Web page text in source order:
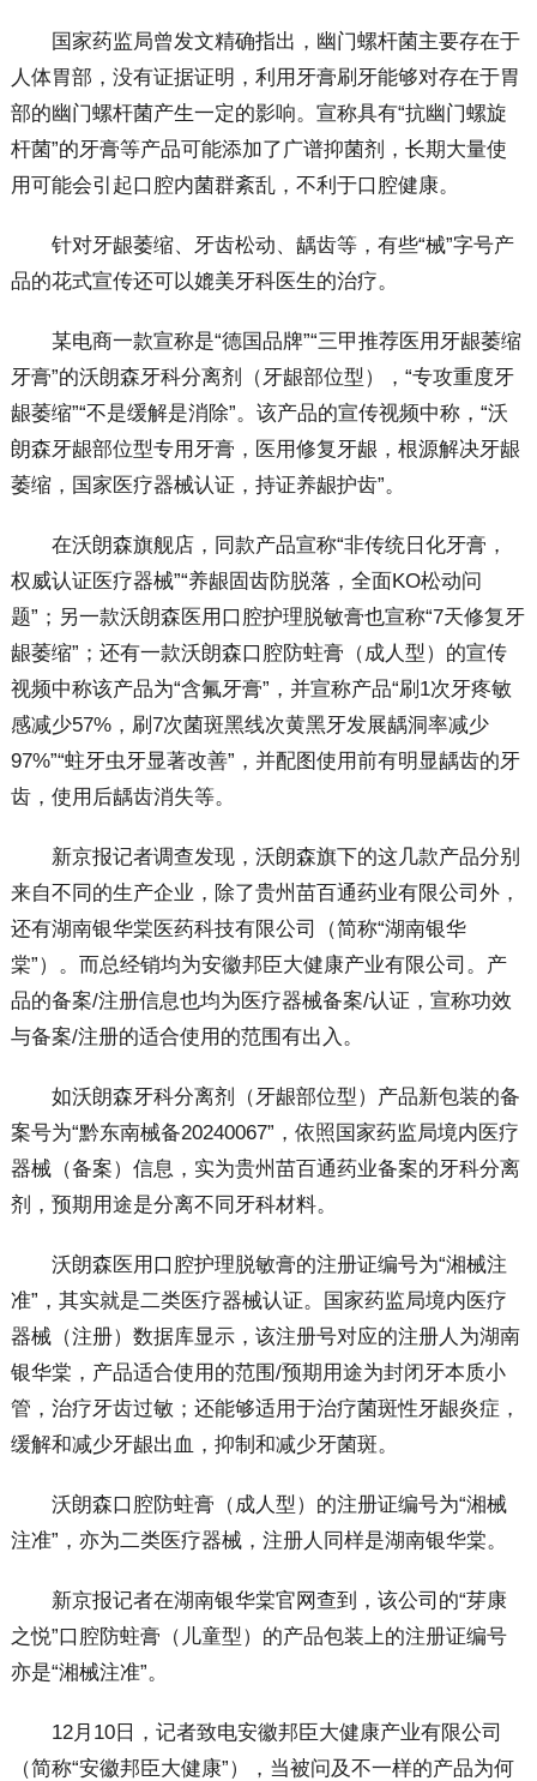
国家药监局曾发文精确指出，幽门螺杆菌主要存在于
人体胃部，没有证据证明，利用牙膏刷牙能够对存在于胃
部的幽门螺杆菌产生一定的影响。宣称具有“抗幽门螺旋
杆菌”的牙膏等产品可能添加了广谱抑菌剂，长期大量使
用可能会引起口腔内菌群紊乱，不利于口腔健康。
针对牙龈萎缩、牙齿松动、龋齿等，有些“械”字号产
品的花式宣传还可以媲美牙科医生的治疗。
某电商一款宣称是“德国品牌”“三甲推荐医用牙龈萎缩
牙膏”的沃朗森牙科分离剂（牙龈部位型），“专攻重度牙
龈萎缩”“不是缓解是消除”。该产品的宣传视频中称，“沃
朗森牙龈部位型专用牙膏，医用修复牙龈，根源解决牙龈
萎缩，国家医疗器械认证，持证养龈护齿”。
在沃朗森旗舰店，同款产品宣称“非传统日化牙膏，
权威认证医疗器械”“养龈固齿防脱落，全面KO松动问
题”；另一款沃朗森医用口腔护理脱敏膏也宣称“7天修复牙
龈萎缩”；还有一款沃朗森口腔防蛀膏（成人型）的宣传
视频中称该产品为“含氟牙膏”，并宣称产品“刷1次牙疼敏
感减少57%，刷7次菌斑黑线次黄黑牙发展龋洞率减少
97%”“蛀牙虫牙显著改善”，并配图使用前有明显龋齿的牙
齿，使用后龋齿消失等。
新京报记者调查发现，沃朗森旗下的这几款产品分别
来自不同的生产企业，除了贵州苗百通药业有限公司外，
还有湖南银华棠医药科技有限公司（简称“湖南银华
棠”）。而总经销均为安徽邦臣大健康产业有限公司。产
品的备案/注册信息也均为医疗器械备案/认证，宣称功效
与备案/注册的适合使用的范围有出入。
如沃朗森牙科分离剂（牙龈部位型）产品新包装的备
案号为“黔东南械备20240067”，依照国家药监局境内医疗
器械（备案）信息，实为贵州苗百通药业备案的牙科分离
剂，预期用途是分离不同牙科材料。
沃朗森医用口腔护理脱敏膏的注册证编号为“湘械注
准”，其实就是二类医疗器械认证。国家药监局境内医疗
器械（注册）数据库显示，该注册号对应的注册人为湖南
银华棠，产品适合使用的范围/预期用途为封闭牙本质小
管，治疗牙齿过敏；还能够适用于治疗菌斑性牙龈炎症，
缓解和减少牙龈出血，抑制和减少牙菌斑。
沃朗森口腔防蛀膏（成人型）的注册证编号为“湘械
注准”，亦为二类医疗器械，注册人同样是湖南银华棠。
新京报记者在湖南银华棠官网查到，该公司的“芽康
之悦”口腔防蛀膏（儿童型）的产品包装上的注册证编号
亦是“湘械注准”。
12月10日，记者致电安徽邦臣大健康产业有限公司
（简称“安徽邦臣大健康”），当被问及不一样的产品为何